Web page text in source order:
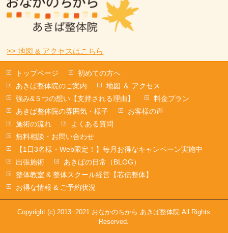
>> 地図 & アクセスはこちら
トップページ
初めての方へ
あきば整体院のご案内
地図 ＆ アクセス
強み&５つの想い【支持される理由】
料金プラン
あきば整体院の雰囲気・様子
お客様の声
施術の流れ
よくある質問
無料相談・お問い合わせ
【1日3名様・Web限定！】毎月お得なキャンペーン実施中
出張施術
あきばの日常（BLOG）
整体教室 & 整体スクール経営【芯伝整体】
お得な情報 & ご予約状況
Copyright (c) 2013−2021 おなかのちから あきば整体院 All Rights
Reserved.